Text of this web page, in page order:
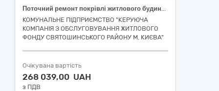
Поточний ремонт покрівлі житлового будинку № 28-В на вулиці Академіка Булаховського в Святошинському районі м. Києва
КОМУНАЛЬНЕ ПІДПРИЄМСТВО "КЕРУЮЧА
КОМПАНІЯ З ОБСЛУГОВУВАННЯ ЖИТЛОВОГО
ФОНДУ СВЯТОШИНСЬКОГО РАЙОНУ М. КИЄВА"
Очікувана вартість
268 039,00 UAH
з ПДВ